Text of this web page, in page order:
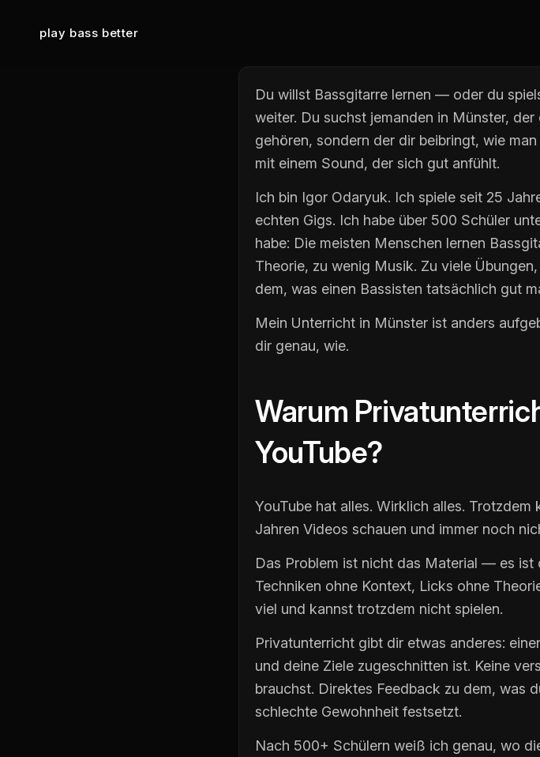
play bass better
Du willst Bassgitarre lernen — oder du
weiter. Du suchst jemanden in Münster,
gehören, sondern der dir beibringt, wie
mit einem Sound, der sich gut anfühlt.
Ich bin Igor Odaryuk. Ich spiele seit 25
echten Gigs. Ich habe über 500 Schüler
habe: Die meisten Menschen lernen
Theorie, zu wenig Musik. Zu viele
dem, was einen Bassisten tatsächlich gut
Mein Unterricht in Münster ist anders
dir genau, wie.
Warum
YouTube?
YouTube hat alles. Wirklich alles.
Jahren Videos schauen und immer noch
Das Problem ist nicht das Material — es ist
Techniken ohne Kontext, Licks ohne
viel und kannst trotzdem nicht spielen.
Privatunterricht gibt dir etwas anderes:
und deine Ziele zugeschnitten ist. Keine
brauchst. Direktes Feedback zu dem, was
schlechte Gewohnheit festsetzt.
Nach 500+ Schülern weiß ich genau, wo